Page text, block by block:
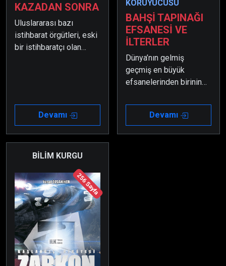
KAZADAN SONRA
Uluslararası bazı
istihbarat örgütleri, eski
bir istihbaratçı olan
komplo fırsatı olarak
değerlendirip ona çeşitli
ölümcül tuzaklar kurarlar.
Devamı
KORUYUCUSU
BAHŞİ TAPINAĞI
EFSANESİ VE
İLTERLER
Dünya’nın gelmiş
geçmiş en büyük
efsanelerinden birinin
artık geldi… Peki! Sen
buna hazır mısın?
Devamı
BİLİM KURGU
256 Sayfa